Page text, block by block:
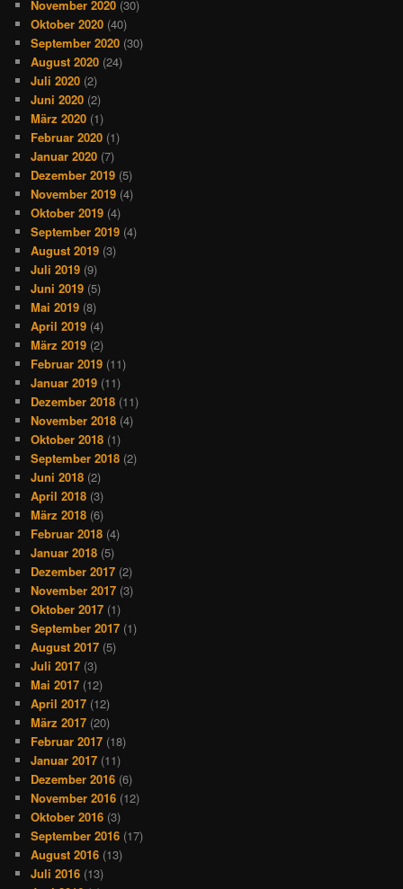
November 2020 (30)
Oktober 2020 (40)
September 2020 (30)
August 2020 (24)
Juli 2020 (2)
Juni 2020 (2)
März 2020 (1)
Februar 2020 (1)
Januar 2020 (7)
Dezember 2019 (5)
November 2019 (4)
Oktober 2019 (4)
September 2019 (4)
August 2019 (3)
Juli 2019 (9)
Juni 2019 (5)
Mai 2019 (8)
April 2019 (4)
März 2019 (2)
Februar 2019 (11)
Januar 2019 (11)
Dezember 2018 (11)
November 2018 (4)
Oktober 2018 (1)
September 2018 (2)
Juni 2018 (2)
April 2018 (3)
März 2018 (6)
Februar 2018 (4)
Januar 2018 (5)
Dezember 2017 (2)
November 2017 (3)
Oktober 2017 (1)
September 2017 (1)
August 2017 (5)
Juli 2017 (3)
Mai 2017 (12)
April 2017 (12)
März 2017 (20)
Februar 2017 (18)
Januar 2017 (11)
Dezember 2016 (6)
November 2016 (12)
Oktober 2016 (3)
September 2016 (17)
August 2016 (13)
Juli 2016 (13)